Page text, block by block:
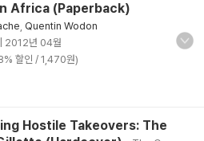
Africa (Paperback)
Quentin Wodon
2012년 04월
할인 / 1,470원)
Hostile Takeovers: The